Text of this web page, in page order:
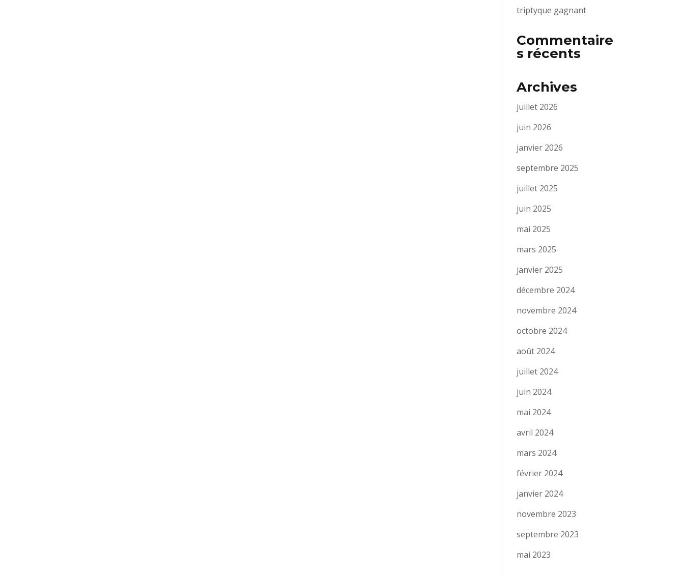
triptyque gagnant
Commentaire
s récents
Archives
juillet 2026
juin 2026
janvier 2026
septembre 2025
juillet 2025
juin 2025
mai 2025
mars 2025
janvier 2025
décembre 2024
novembre 2024
octobre 2024
août 2024
juillet 2024
juin 2024
mai 2024
avril 2024
mars 2024
février 2024
janvier 2024
novembre 2023
septembre 2023
mai 2023